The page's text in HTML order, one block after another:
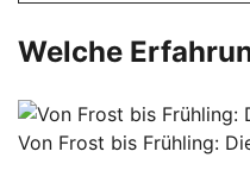
Welche
Von Frost bis Frühling: